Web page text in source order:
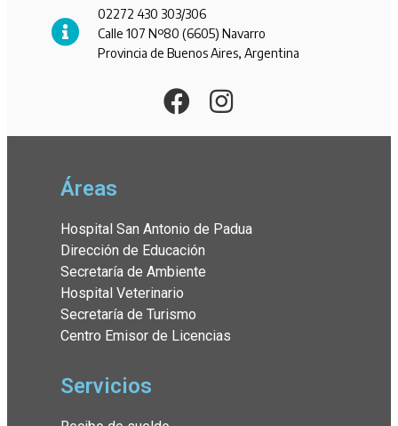
02272 430 303/306
Calle 107 Nº80 (6605) Navarro
Provincia de Buenos Aires, Argentina
Áreas
Hospital San Antonio de Padua
Dirección de Educación
Secretaría de Ambiente
Hospital Veterinario
Secretaría de Turismo
Centro Emisor de Licencias
Servicios